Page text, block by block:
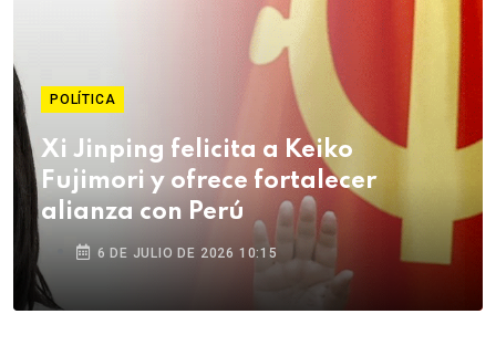
POLÍTICA
Xi Jinping felicita a Keiko
Fujimori y ofrece fortalecer
alianza con Perú
6 DE JULIO DE 2026 10:15